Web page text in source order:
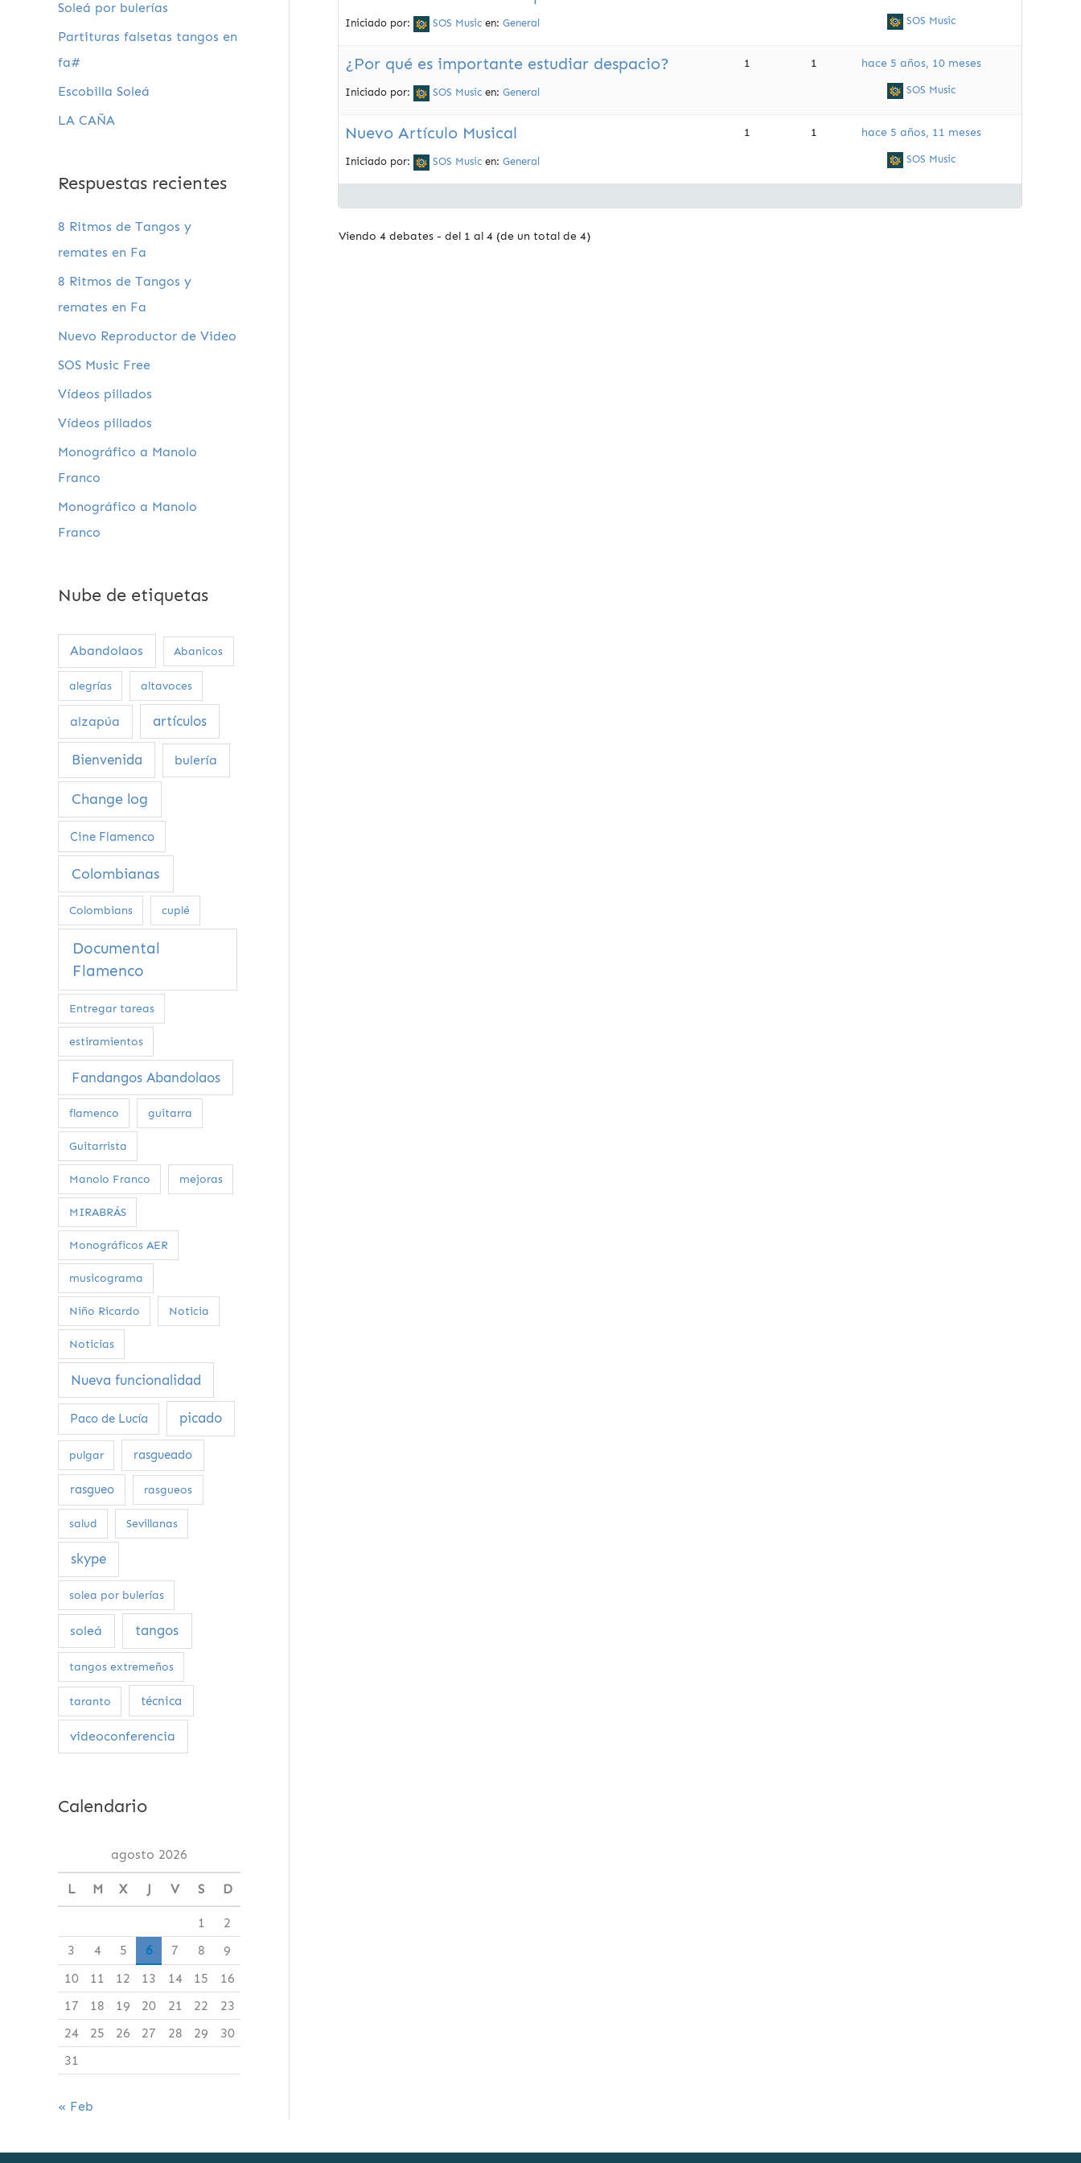
Soleá por bulerías
Partituras falsetas tangos en
fa#
Escobilla Soleá
LA CAÑA
Respuestas recientes
8 Ritmos de Tangos y
remates en Fa
8 Ritmos de Tangos y
remates en Fa
Nuevo Reproductor de Video
SOS Music Free
Vídeos pillados
Vídeos pillados
Monográfico a Manolo
Franco
Monográfico a Manolo
Franco
Nube de etiquetas
Abandolaos Abanicos
alegrías altavoces
alzapúa artículos
Bienvenida bulería
Change log
Cine Flamenco
Colombianas
Colombians cuplé
Documental
Flamenco
Entregar tareas
estiramientos
Fandangos Abandolaos
flamenco guitarra
Guitarrista
Manolo Franco mejoras
MIRABRÁS
Monográficos AER
musicograma
Niño Ricardo Noticia
Noticias
Nueva funcionalidad
Paco de Lucía picado
pulgar rasgueado
rasgueo rasgueos
salud Sevillanas
skype
solea por bulerías
soleá tangos
tangos extremeños
taranto técnica
videoconferencia
Calendario
agosto 2026
L M X J V S D
1
2
3
4 5 6 7 8
9
10
11 12 13 14 15
16
17
18 19 20 21 22
23
24
25 26 27 28 29
30
31
« Feb
Iniciado por: SOS Music en: General SOS Music
¿Por qué es importante estudiar despacio?
Iniciado por: SOS Music en: General
1 1 hace 5 años, 10 meses
SOS Music
Nuevo Artículo Musical
Iniciado por: SOS Music en: General
1 1 hace 5 años, 11 meses
SOS Music
Viendo 4 debates - del 1 al 4 (de un total de 4)